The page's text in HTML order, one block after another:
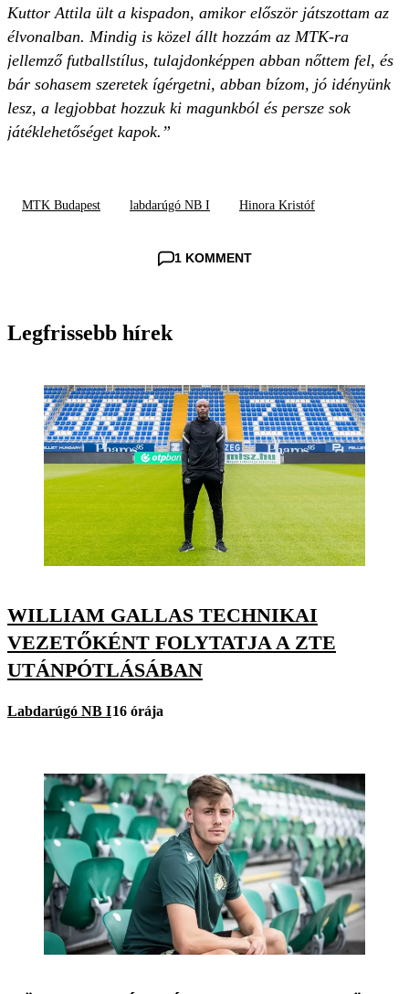
Kuttor Attila ült a kispadon, amikor először játszottam az
élvonalban. Mindig is közel állt hozzám az MTK-ra
jellemző futballstílus, tulajdonképpen abban nőttem fel, és
bár sohasem szeretek ígérgetni, abban bízom, jó idényünk
lesz, a legjobbat hozzuk ki magunkból és persze sok
játéklehetőséget kapok.”
MTK Budapest labdarúgó NB I Hinora Kristóf
1 KOMMENT
Legfrissebb hírek
WILLIAM GALLAS TECHNIKAI
VEZETŐKÉNT FOLYTATJA A ZTE
UTÁNPÓTLÁSÁBAN
Labdarúgó NB I16 órája